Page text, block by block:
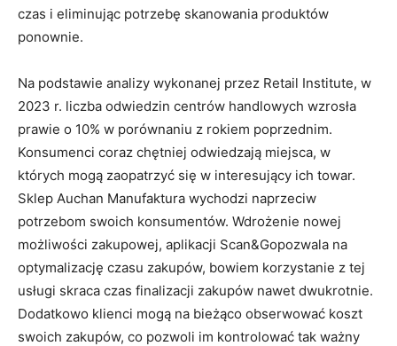
czas i eliminując potrzebę skanowania produktów
ponownie.
Na podstawie analizy wykonanej przez Retail Institute, w
2023 r. liczba odwiedzin centrów handlowych wzrosła
prawie o 10% w porównaniu z rokiem poprzednim.
Konsumenci coraz chętniej odwiedzają miejsca, w
których mogą zaopatrzyć się w interesujący ich towar.
Sklep Auchan Manufaktura wychodzi naprzeciw
potrzebom swoich konsumentów. Wdrożenie nowej
możliwości zakupowej, aplikacji Scan&Gopozwala na
optymalizację czasu zakupów, bowiem korzystanie z tej
usługi skraca czas finalizacji zakupów nawet dwukrotnie.
Dodatkowo klienci mogą na bieżąco obserwować koszt
swoich zakupów, co pozwoli im kontrolować tak ważny